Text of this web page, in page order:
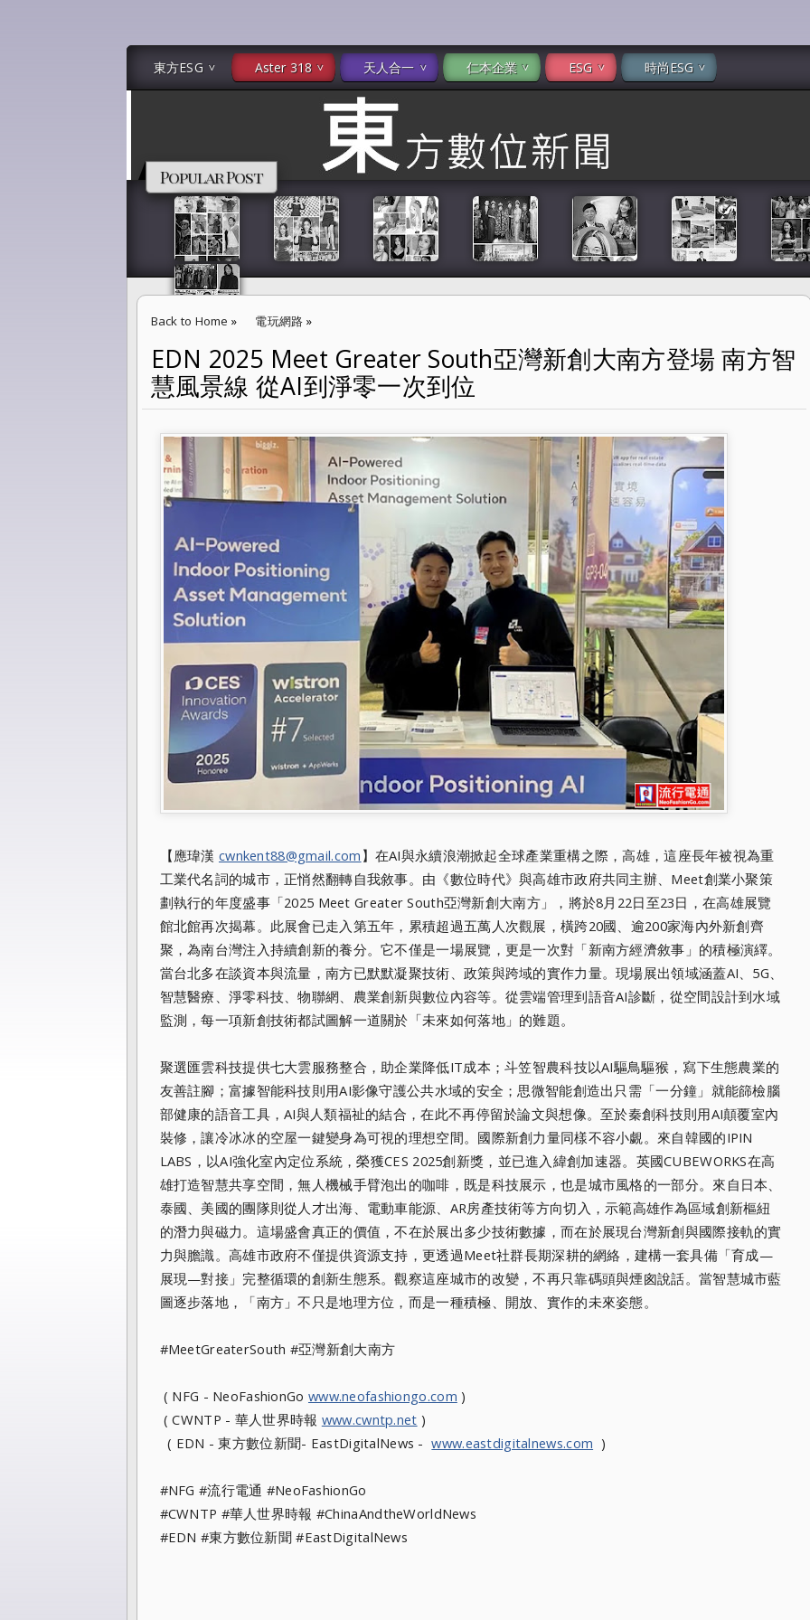
東方ESG Aster 318 天人合一 仁本企業 ESG 時尚ESG
Popular Post
Back to Home » 電玩網路 »
EDN 2025 Meet Greater South亞灣新創大南方登場 南方智慧風景線 從AI到淨零一次到位
EDN 2025 Meet Greater South亞灣新創大南方登場 南方智
慧風景線 從AI到淨零一次到位
【應瑋漢 cwnkent88@gmail.com 】在AI與永續浪潮掀起全球產業重構之際，高雄，這座長年被視為重
工業代名詞的城市，正悄然翻轉自我敘事。由《數位時代》與高雄市政府共同主辦、Meet創業小聚策
劃執行的年度盛事「2025 Meet Greater South亞灣新創大南方」，將於8月22日至23日，在高雄展覽
館北館再次揭幕。此展會已走入第五年，累積超過五萬人次觀展，橫跨20國、逾200家海內外新創齊
聚，為南台灣注入持續創新的養分。它不僅是一場展覽，更是一次對「新南方經濟敘事」的積極演繹。
當台北多在談資本與流量，南方已默默凝聚技術、政策與跨域的實作力量。現場展出領域涵蓋AI、5G、
智慧醫療、淨零科技、物聯網、農業創新與數位內容等。從雲端管理到語音AI診斷，從空間設計到水域
監測，每一項新創技術都試圖解一道關於「未來如何落地」的難題。
聚選匯雲科技提供七大雲服務整合，助企業降低IT成本；斗笠智農科技以AI驅鳥驅猴，寫下生態農業的
友善註腳；富據智能科技則用AI影像守護公共水域的安全；思微智能創造出只需「一分鐘」就能篩檢腦
部健康的語音工具，AI與人類福祉的結合，在此不再停留於論文與想像。至於秦創科技則用AI顛覆室內
裝修，讓冷冰冰的空屋一鍵變身為可視的理想空間。國際新創力量同樣不容小覷。來自韓國的IPIN
LABS，以AI強化室內定位系統，榮獲CES 2025創新獎，並已進入緯創加速器。英國CUBEWORKS在高
雄打造智慧共享空間，無人機械手臂泡出的咖啡，既是科技展示，也是城市風格的一部分。來自日本、
泰國、美國的團隊則從人才出海、電動車能源、AR房產技術等方向切入，示範高雄作為區域創新樞紐
的潛力與磁力。這場盛會真正的價值，不在於展出多少技術數據，而在於展現台灣新創與國際接軌的實
力與膽識。高雄市政府不僅提供資源支持，更透過Meet社群長期深耕的網絡，建構一套具備「育成—
展現—對接」完整循環的創新生態系。觀察這座城市的改變，不再只靠碼頭與煙囪說話。當智慧城市藍
圖逐步落地，「南方」不只是地理方位，而是一種積極、開放、實作的未來姿態。
#MeetGreaterSouth #亞灣新創大南方
( NFG - NeoFashionGo www.neofashiongo.com )
( CWNTP - 華人世界時報 www.cwntp.net )
( EDN - 東方數位新聞- EastDigitalNews -www.eastdigitalnews.com )
#NFG #流行電通 #NeoFashionGo
#CWNTP #華人世界時報 #ChinaAndtheWorldNews
#EDN #東方數位新聞 #EastDigitalNews